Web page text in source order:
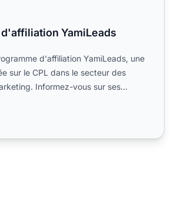
YamiLeads
d'affiliation YamiLeads, une
sur le CPL dans le secteur des
Informez-vous sur ses